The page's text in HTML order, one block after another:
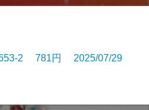
2 781円 2025/07/29